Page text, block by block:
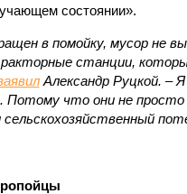
состоянии».
в помойку, мусор не
станции,
Александр Руцкой. –
Потому что они не